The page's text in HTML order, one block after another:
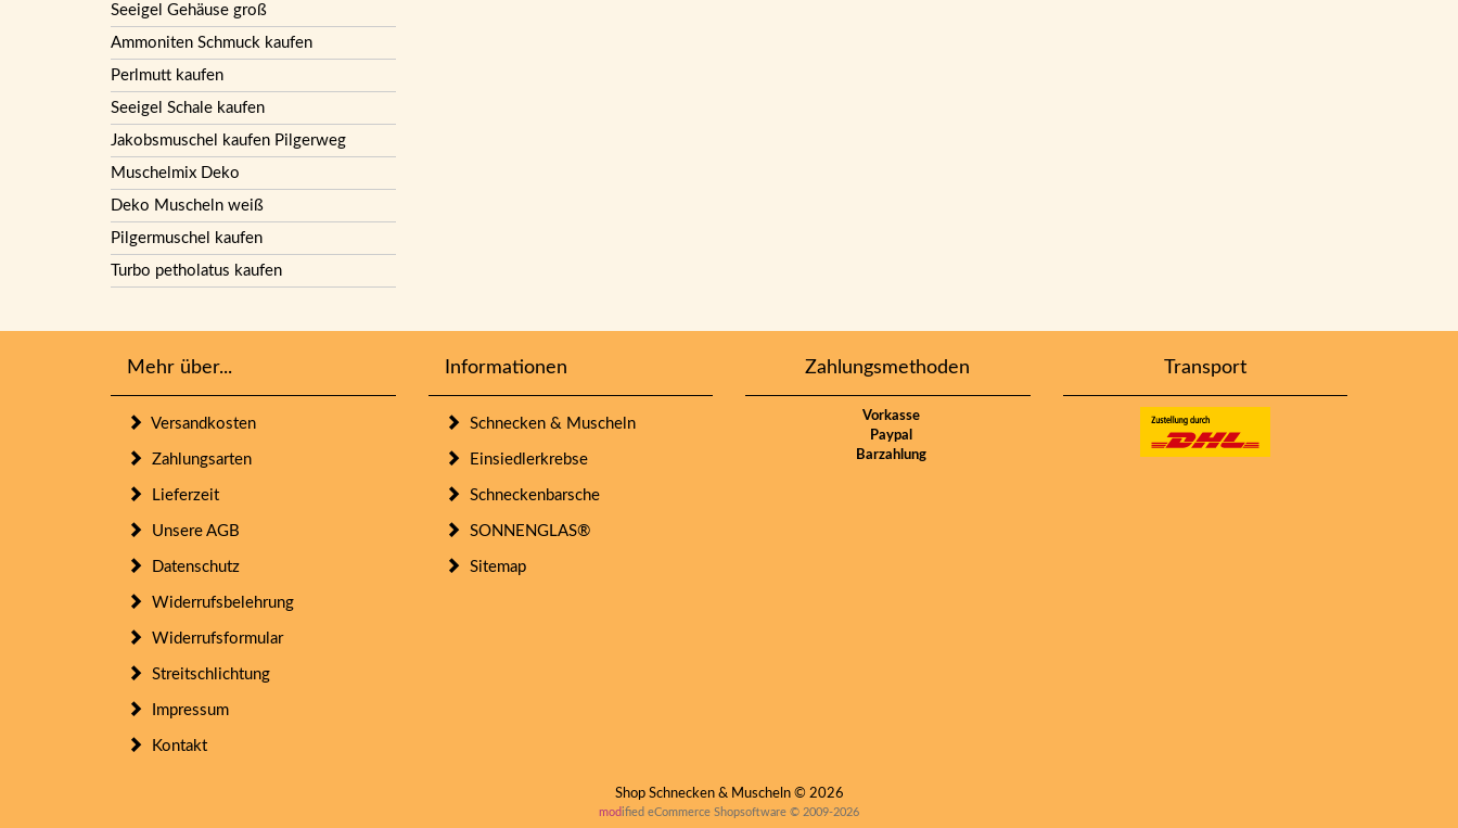
Seeigel Gehäuse groß
Ammoniten Schmuck kaufen
Perlmutt kaufen
Seeigel Schale kaufen
Jakobsmuschel kaufen Pilgerweg
Muschelmix Deko
Deko Muscheln weiß
Pilgermuschel kaufen
Turbo petholatus kaufen
Mehr über...
Versandkosten
Zahlungsarten
Lieferzeit
Unsere AGB
Datenschutz
Widerrufsbelehrung
Widerrufsformular
Streitschlichtung
Impressum
Kontakt
Informationen
Schnecken & Muscheln
Einsiedlerkrebse
Schneckenbarsche
SONNENGLAS®
Sitemap
Zahlungsmethoden
Vorkasse
Paypal
Barzahlung
Transport
Shop Schnecken & Muscheln © 2026
modified eCommerce Shopsoftware © 2009-2026